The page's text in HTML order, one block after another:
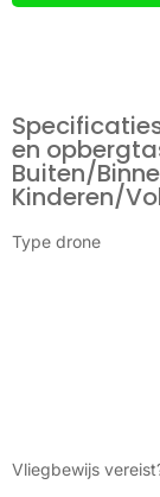
en
Buiten/
Kinderen/
Type drone
Vliegbewijs